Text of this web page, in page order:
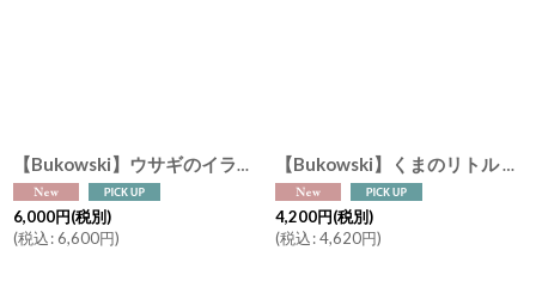
【Bukowski】ウサギのイランカ Ilanka “Ma Meilleure Amie / My best friend” 40cm スウェーデンのぬいぐるみ ソフトトイ ブコウスキー 誕生日
6,000円(税別)
(税込:6,600円)
【Bukowski】くまのリトル ノア Little Noah 25cm スウェーデンのぬいぐるみ ソフトトイ ブコウスキー 出産祝い 誕生日 結婚式ウエルカムドール
4,200円(税別)
(税込:4,620円)